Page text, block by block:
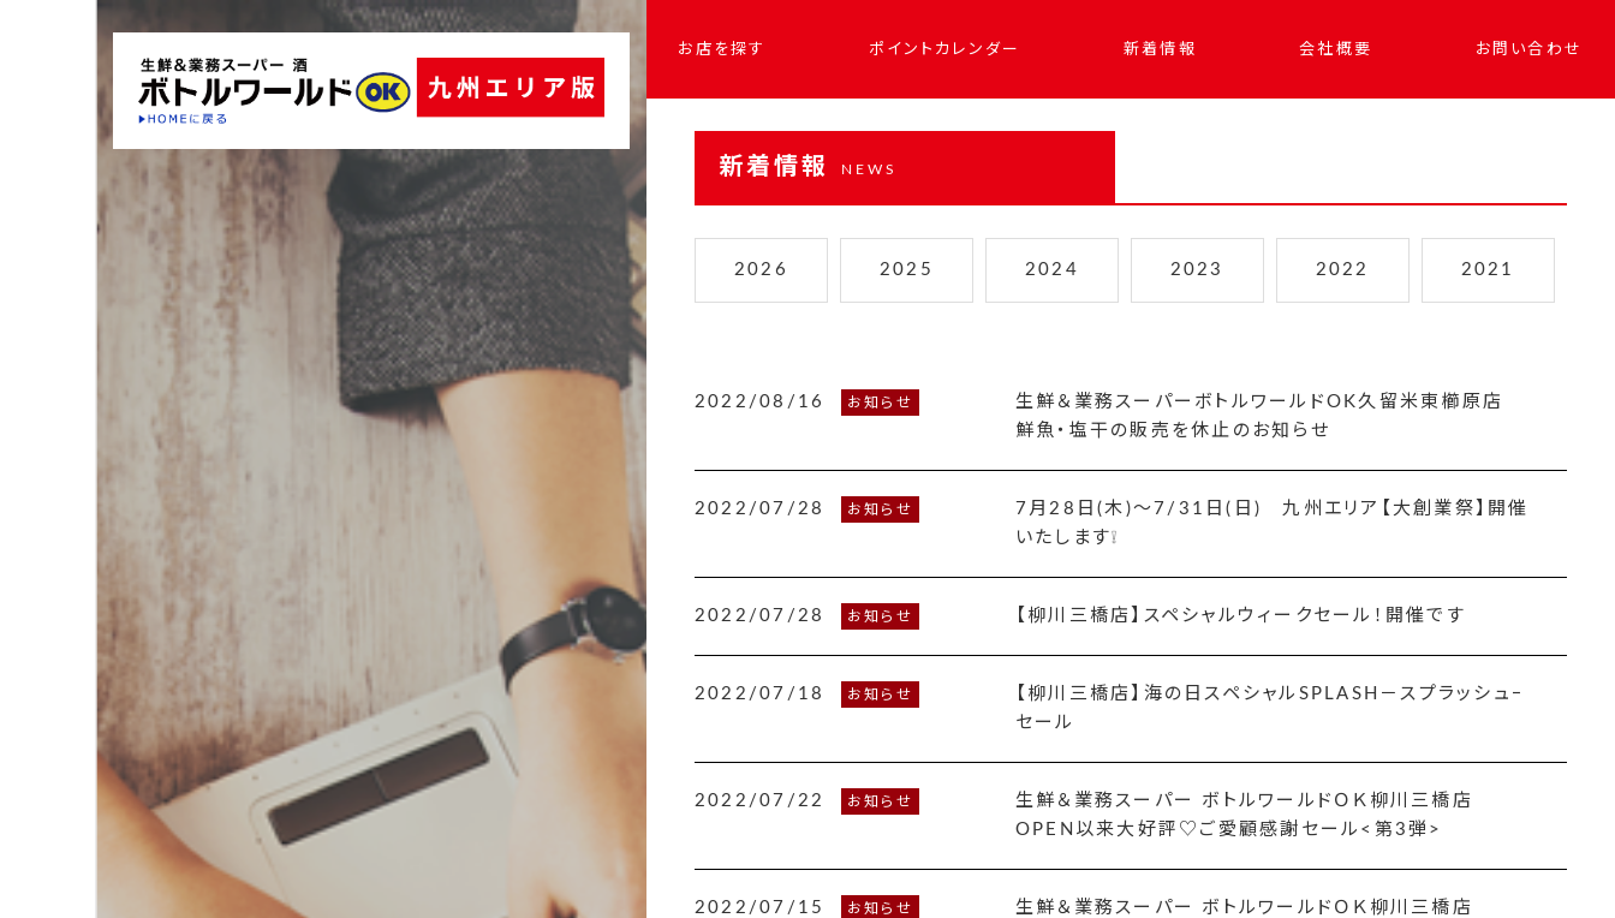
お店を探す ポイントカレンダー 新着情報 会社概要 お問い合わせ
新着情報 NEWS
2026 2025 2024 2023 2022 2021
2022/08/16 お知らせ
生鮮＆業務スーパーボトルワールドOK久留米東櫛原店
鮮魚・塩干の販売を休止のお知らせ
2022/07/28 お知らせ
7月28日(木)～7/31日(日) 九州エリア【大創業祭】開催
いたします❕
2022/07/28 お知らせ 【柳川三橋店】スペシャルウィークセール！開催です
2022/07/18 お知らせ
【柳川三橋店】海の日スペシャルSPLASH－スプラッシュｰ
セール
2022/07/22 お知らせ
生鮮＆業務スーパー ボトルワールドＯＫ柳川三橋店
OPEN以来大好評♡ご愛顧感謝セール<第3弾>
2022/07/15 お知らせ
生鮮＆業務スーパー ボトルワールドＯＫ柳川三橋店